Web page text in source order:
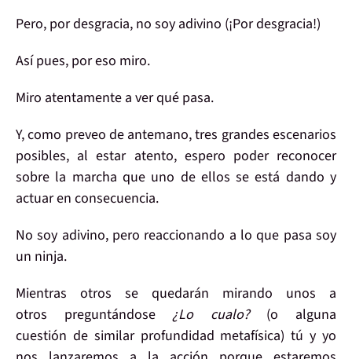
Pero, por desgracia, no soy adivino (¡Por desgracia!)
Así pues, por eso miro.
Miro atentamente a verqué pasa.
Y, como preveo de antemano,tres grandesescenarios
posibles, al estar atento, espero poder reconocer
sobre la marcha que uno de ellos se está dando y
actuar en consecuencia.
No soy adivino, pero reaccionando a lo que pasa soy
un ninja.
Mientras otros se quedarán mirando unos a
otros preguntándose¿Lo cualo? (o alguna
cuestión de similar profundidad metafísica)tú y yo